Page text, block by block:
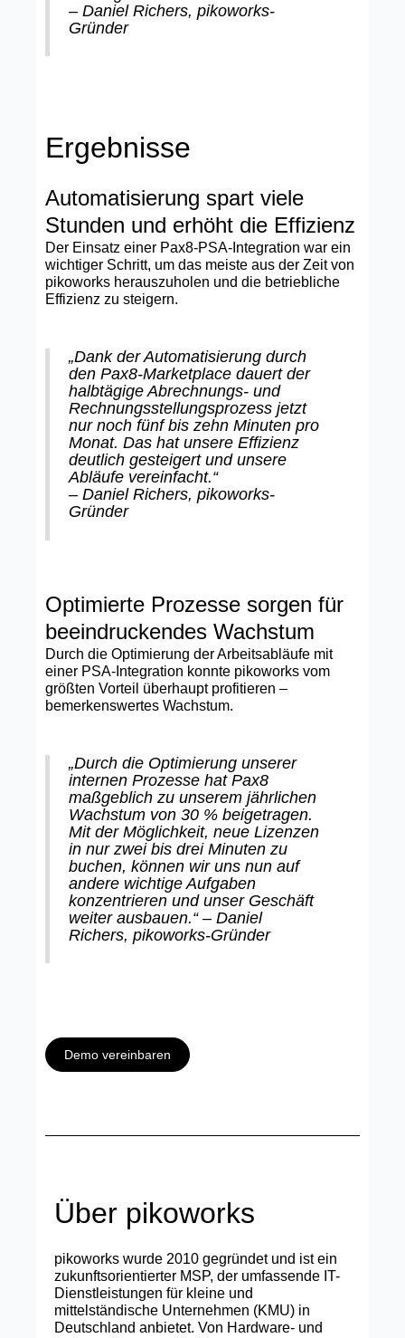
– Daniel Richers, pikoworks-
Gründer
Ergebnisse
Automatisierung spart viele
Stunden und erhöht die Effizienz
Der Einsatz einer Pax8-PSA-Integration war ein
wichtiger Schritt, um das meiste aus der Zeit von
pikoworks herauszuholen und die betriebliche
Effizienz zu steigern.
„Dank der Automatisierung durch
den Pax8-Marketplace dauert der
halbtägige Abrechnungs- und
Rechnungsstellungsprozess jetzt
nur noch fünf bis zehn Minuten pro
Monat. Das hat unsere Effizienz
deutlich gesteigert und unsere
Abläufe vereinfacht.“
– Daniel Richers, pikoworks-
Gründer
Optimierte Prozesse sorgen für
beeindruckendes Wachstum
Durch die Optimierung der Arbeitsabläufe mit
einer PSA-Integration konnte pikoworks vom
größten Vorteil überhaupt profitieren –
bemerkenswertes Wachstum.
„Durch die Optimierung unserer
internen Prozesse hat Pax8
maßgeblich zu unserem jährlichen
Wachstum von 30 % beigetragen.
Mit der Möglichkeit, neue Lizenzen
in nur zwei bis drei Minuten zu
buchen, können wir uns nun auf
andere wichtige Aufgaben
konzentrieren und unser Geschäft
weiter ausbauen.“ – Daniel
Richers, pikoworks-Gründer
Demo vereinbaren
Über pikoworks
pikoworks wurde 2010 gegründet und ist ein
zukunftsorientierter MSP, der umfassende IT-
Dienstleistungen für kleine und
mittelständische Unternehmen (KMU) in
Deutschland anbietet. Von Hardware- und